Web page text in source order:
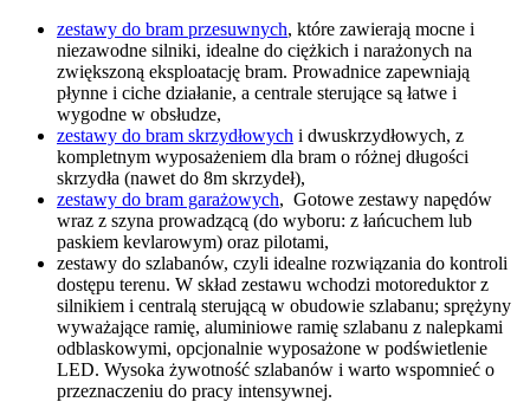
zestawy do bram przesuwnych, które zawierają mocne i
niezawodne silniki, idealne do ciężkich i narażonych na
zwiększoną eksploatację bram. Prowadnice zapewniają
płynne i ciche działanie, a centrale sterujące są łatwe i
wygodne w obsłudze,
zestawy do bram skrzydłowych i dwuskrzydłowych, z
kompletnym wyposażeniem dla bram o różnej długości
skrzydła (nawet do 8m skrzydeł),
zestawy do bram garażowych, Gotowe zestawy napędów
wraz z szyna prowadzącą (do wyboru: z łańcuchem lub
paskiem kevlarowym) oraz pilotami,
zestawy do szlabanów, czyli idealne rozwiązania do kontroli
dostępu terenu. W skład zestawu wchodzi motoreduktor z
silnikiem i centralą sterującą w obudowie szlabanu; sprężyny
wyważające ramię, aluminiowe ramię szlabanu z nalepkami
odblaskowymi, opcjonalnie wyposażone w podświetlenie
LED. Wysoka żywotność szlabanów i warto wspomnieć o
przeznaczeniu do pracy intensywnej.